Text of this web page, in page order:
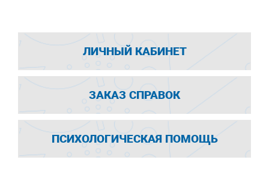
ЛИЧНЫЙ КАБИНЕТ
ЗАКАЗ СПРАВОК
ПСИХОЛОГИЧЕСКАЯ ПОМОЩЬ